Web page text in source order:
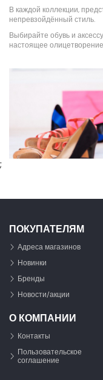
В каждой коллекции,
непревзойдённый стиль.
Выбирайте обувь и
настоящее
;
ПОКУПАТЕЛЯМ
Адреса магазинов
Новинки
Бренды
Новости/акции
О КОМПАНИИ
Контакты
Пользовательское
соглашение